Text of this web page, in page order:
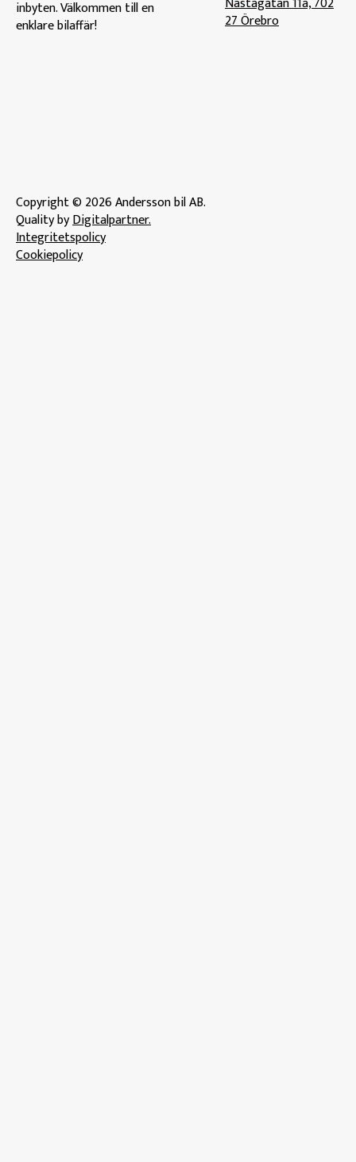
inbyten. Välkommen till en
enklare bilaffär!
27 Örebro
Copyright © 2026 Andersson bil AB.
Quality byDigitalpartner.
Integritetspolicy
Cookiepolicy